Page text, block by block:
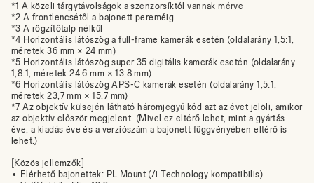
*1 A közeli tárgytávolságok a szenzorsíktól vannak mérve
*2 A frontlencsétől a bajonett pereméig
*3 A rögzítőtalp nélkül
*4 Horizontális látószög a full-frame kamerák esetén (oldalarány 1,5:1,
méretek 36 mm × 24 mm)
*5 Horizontális látószög super 35 digitális kamerák esetén (oldalarány
1,8:1, méretek 24,6 mm × 13,8 mm)
*6 Horizontális látószög APS-C kamerák esetén (oldalarány 1,5:1,
méretek 23,7 mm × 15,7 mm)
*7 Az objektív külsején látható háromjegyű kód azt az évet jelöli, amikor
az objektív először megjelent. (Mivel ez eltérő lehet, mint a gyártás
éve, a kiadás éve és a verziószám a bajonett függvényében eltérő is
lehet.)
[Közös jellemzők]
Elérhető bajonettek: PL Mount (/i Technology kompatibilis)